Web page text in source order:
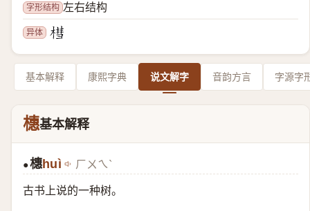
字形结构 左右结构
异体
基本解释 康熙字典 说文解字 音韵方言 字源字
橞基本解释
●橞huì ㄏㄨㄟˋ
古书上说的一种树。